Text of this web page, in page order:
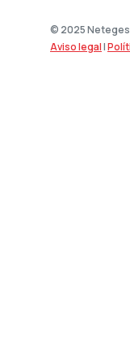
© 2025 Neteges
Aviso legal|